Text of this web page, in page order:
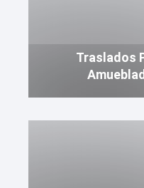
Traslados